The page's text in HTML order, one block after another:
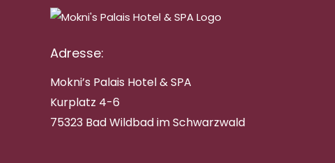
Adresse:
Mokni’s Palais Hotel & SPA
Kurplatz 4-6
75323 Bad Wildbad im Schwarzwald